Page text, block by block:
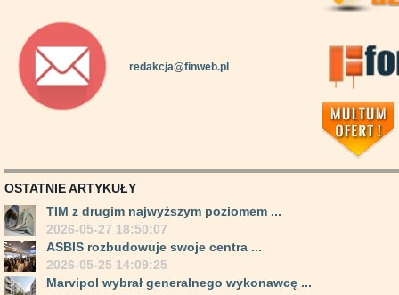
redakcja@finweb.pl
OSTATNIE ARTYKUŁY
TIM z drugim najwyższym poziomem ...
2026-05-27 18:50:07
ASBIS rozbudowuje swoje centra ...
2026-05-25 14:09:25
Marvipol wybrał generalnego wykonawcę ...